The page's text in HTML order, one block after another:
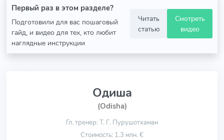
Первый раз в этом разделе?
Подготовили для вас пошаговый
гайд, и видео для тех, кто любит
наглядные инструкции
Читать
статью
Смотреть
видео
Одиша
(Odisha)
Гл. тренер: Т. Г. Пурушотхаман
Стоимость: 1.3 млн. €